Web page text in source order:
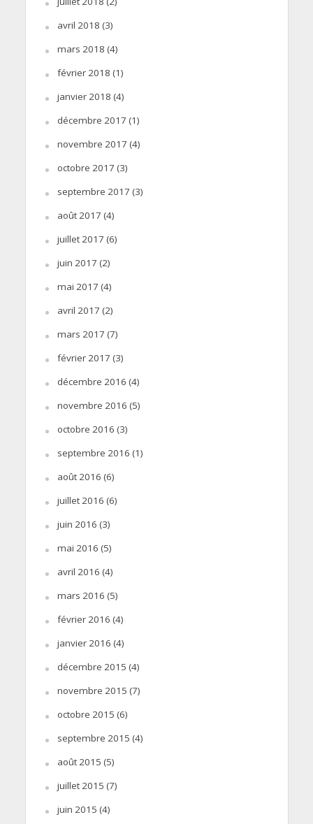
avril 2018 (3)
mars 2018 (4)
février 2018 (1)
janvier 2018 (4)
décembre 2017 (1)
novembre 2017 (4)
octobre 2017 (3)
septembre 2017 (3)
août 2017 (4)
juillet 2017 (6)
juin 2017 (2)
mai 2017 (4)
avril 2017 (2)
mars 2017 (7)
février 2017 (3)
décembre 2016 (4)
novembre 2016 (5)
octobre 2016 (3)
septembre 2016 (1)
août 2016 (6)
juillet 2016 (6)
juin 2016 (3)
mai 2016 (5)
avril 2016 (4)
mars 2016 (5)
février 2016 (4)
janvier 2016 (4)
décembre 2015 (4)
novembre 2015 (7)
octobre 2015 (6)
septembre 2015 (4)
août 2015 (5)
juillet 2015 (7)
juin 2015 (4)